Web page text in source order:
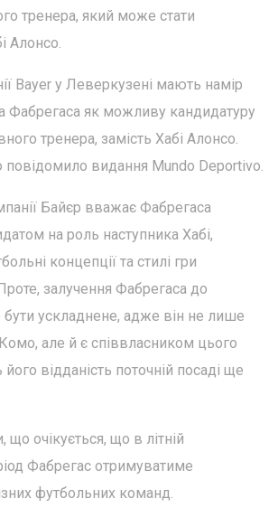
тренера, який може стати
Алонсо.
Bayer у Леверкузені мають намір
Фабрегаса як можливу кандидатуру
тренера, замість Хабі Алонсо.
повідомило видання Mundo Deportivo.
Байєр вважає Фабрегаса
на роль наступника Хабі,
концепції та стилі гри
залучення Фабрегаса до
ускладнене, адже він не лише
але й є співвласником цього
відданість поточній посаді ще
що очікується, що в літній
Фабрегас отримуватиме
футбольних команд.